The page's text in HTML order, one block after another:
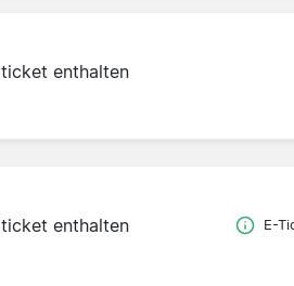
enthalten
enthalten E-